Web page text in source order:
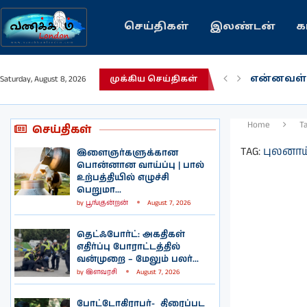
செய்திகள் இலண்டன்
Saturday, August 8, 2026 முக்கிய செய்திகள்
என்னவள்!
செய்திகள்
இளைஞர்களுக்கான
பொன்னான வாய்ப்பு | பால்
உற்பத்தியில் எழுச்சி
பெறுமா...
by பூங்குன்றன் August 7, 2026
தெட்ஃபோர்ட்: அகதிகள்
எதிர்ப்பு போராட்டத்தில்
வன்முறை – மேலும் பலர்...
by இளவரசி August 7, 2026
போட்டோகிராபர்- ‌ திரைப்பட
Home
TAG: